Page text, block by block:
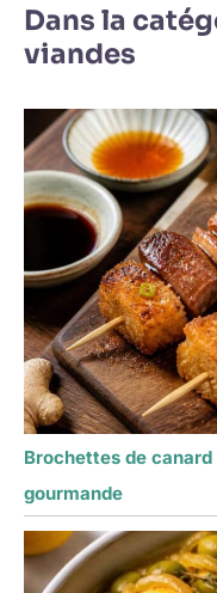
Dans la
viandes
Brochettes de
gourmande